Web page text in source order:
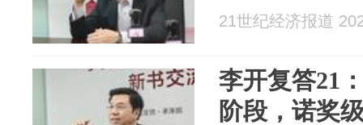
21世纪经济报道
李开复答21
阶段，诺奖